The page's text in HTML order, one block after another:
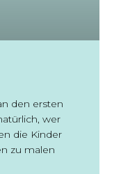
den ersten
wer
die Kinder
zu malen